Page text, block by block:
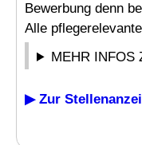
Bewerbung denn
Alle
MEHR INFOS
▶ Zur